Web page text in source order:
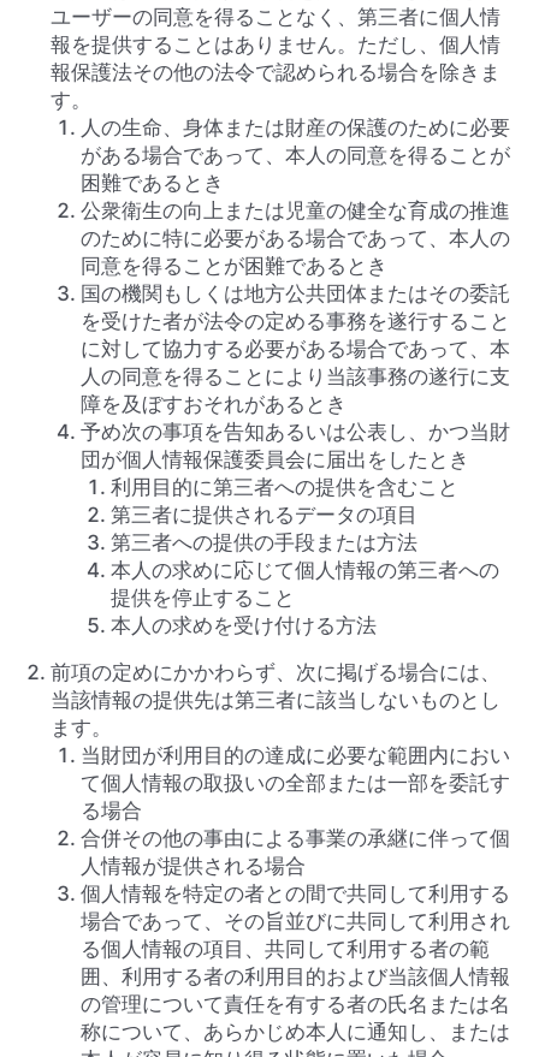
ユーザーの同意を得ることなく、第三者に個人情
報を提供することはありません。ただし、個人情
報保護法その他の法令で認められる場合を除きま
す。
人の生命、身体または財産の保護のために必要
がある場合であって、本人の同意を得ることが
困難であるとき
公衆衛生の向上または児童の健全な育成の推進
のために特に必要がある場合であって、本人の
同意を得ることが困難であるとき
国の機関もしくは地方公共団体またはその委託
を受けた者が法令の定める事務を遂行すること
に対して協力する必要がある場合であって、本
人の同意を得ることにより当該事務の遂行に支
障を及ぼすおそれがあるとき
予め次の事項を告知あるいは公表し、かつ当財
団が個人情報保護委員会に届出をしたとき
利用目的に第三者への提供を含むこと
第三者に提供されるデータの項目
第三者への提供の手段または方法
本人の求めに応じて個人情報の第三者への
提供を停止すること
本人の求めを受け付ける方法
前項の定めにかかわらず、次に掲げる場合には、
当該情報の提供先は第三者に該当しないものとし
ます。
当財団が利用目的の達成に必要な範囲内におい
て個人情報の取扱いの全部または一部を委託す
る場合
合併その他の事由による事業の承継に伴って個
人情報が提供される場合
個人情報を特定の者との間で共同して利用する
場合であって、その旨並びに共同して利用され
る個人情報の項目、共同して利用する者の範
囲、利用する者の利用目的および当該個人情報
の管理について責任を有する者の氏名または名
称について、あらかじめ本人に通知し、または